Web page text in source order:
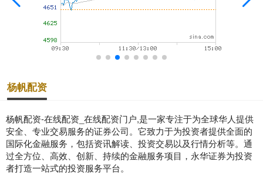
杨帆配资
杨帆配资-在线配资_在线配资门户,是一家专注于为全球华人提供
安全、专业交易服务的证券公司。它致力于为投资者提供全面的
国际化金融服务，包括资讯解读、投资交易以及行情分析等。通
过全方位、高效、创新、持续的金融服务项目，永华证券为投资
者打造一站式的投资服务平台。